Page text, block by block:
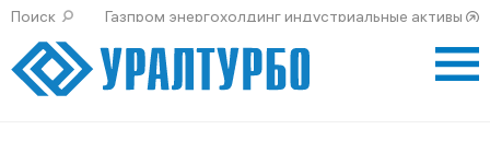
Поиск Газпром энергохолдинг индустриальные активы